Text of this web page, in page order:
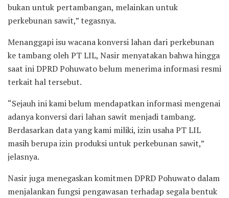
bukan untuk pertambangan, melainkan untuk
perkebunan sawit,” tegasnya.
Menanggapi isu wacana konversi lahan dari perkebunan
ke tambang oleh PT LIL, Nasir menyatakan bahwa hingga
saat ini DPRD Pohuwato belum menerima informasi resmi
terkait hal tersebut.
“Sejauh ini kami belum mendapatkan informasi mengenai
adanya konversi dari lahan sawit menjadi tambang.
Berdasarkan data yang kami miliki, izin usaha PT LIL
masih berupa izin produksi untuk perkebunan sawit,”
jelasnya.
Nasir juga menegaskan komitmen DPRD Pohuwato dalam
menjalankan fungsi pengawasan terhadap segala bentuk